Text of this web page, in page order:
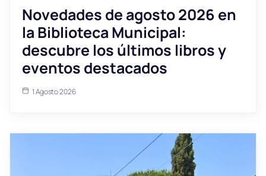
Novedades de agosto 2026 en
la Biblioteca Municipal:
descubre los últimos libros y
eventos destacados
1 Agosto 2026